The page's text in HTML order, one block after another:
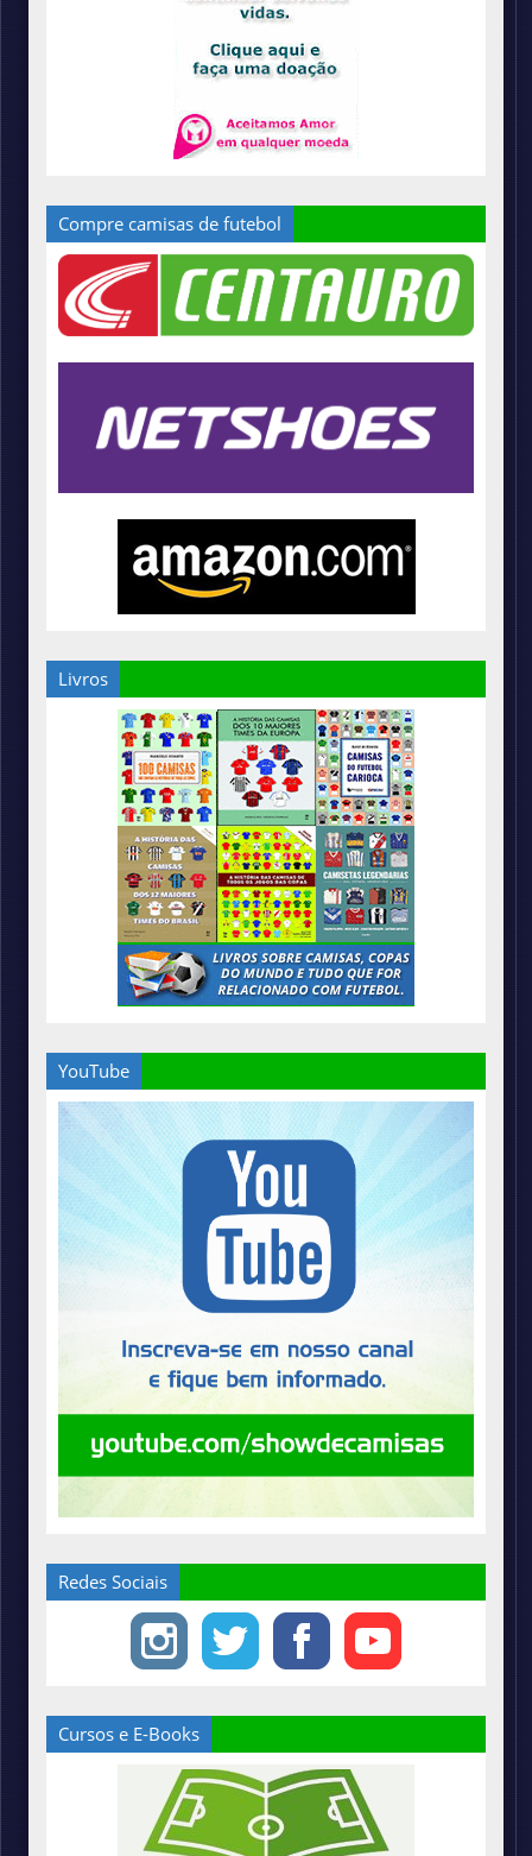
Compre camisas de futebol
Livros
YouTube
Redes Sociais
Cursos e E-Books